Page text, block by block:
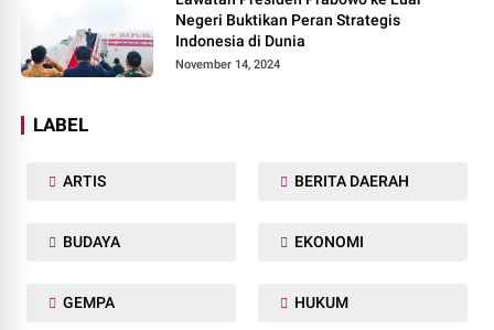
Negeri Buktikan Peran Strategis
Indonesia di Dunia
November 14, 2024
LABEL
ARTIS BERITA DAERAH
BUDAYA EKONOMI
GEMPA HUKUM